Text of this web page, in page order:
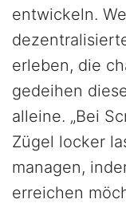
entwickeln.
erleben, die
gedeihen
alleine. „Bei
Zügel locker
managen,
erreichen